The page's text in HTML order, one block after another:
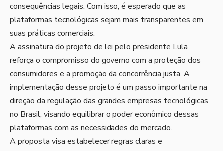
consequências legais. Com isso, é esperado que as
plataformas tecnológicas sejam mais transparentes em
suas práticas comerciais.
A assinatura do projeto de lei pelo presidente Lula
reforça o compromisso do governo com a proteção dos
consumidores e a promoção da concorrência justa. A
implementação desse projeto é um passo importante na
direção da regulação das grandes empresas tecnológicas
no Brasil, visando equilibrar o poder econômico dessas
plataformas com as necessidades do mercado.
A proposta visa estabelecer regras claras e